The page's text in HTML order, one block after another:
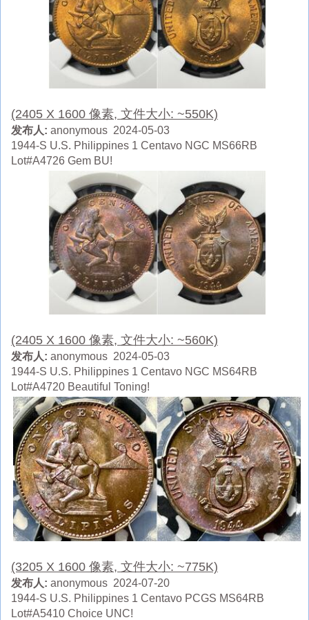
(2405 X 1600 像素, 文件大小: ~550K)
发布人: anonymous 2024-05-03
1944-S U.S. Philippines 1 Centavo NGC MS66RB
Lot#A4726 Gem BU!
(2405 X 1600 像素, 文件大小: ~560K)
发布人: anonymous 2024-05-03
1944-S U.S. Philippines 1 Centavo NGC MS64RB
Lot#A4720 Beautiful Toning!
(3205 X 1600 像素, 文件大小: ~775K)
发布人: anonymous 2024-07-20
1944-S U.S. Philippines 1 Centavo PCGS MS64RB
Lot#A5410 Choice UNC!